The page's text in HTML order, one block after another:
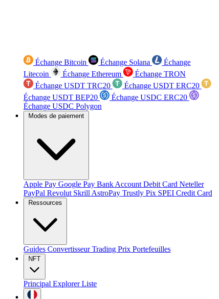
Échange Bitcoin Échange Solana
Échange
Litecoin
Échange Ethereum
Échange TRON
Échange USDT TRC20
Échange USDT ERC20
Échange USDT BEP20
Échange USDC ERC20
Échange USDC Polygon
Modes de paiement
Apple Pay Google Pay Bank Account Debit Card Neteller
PayPal Revolut Skrill AstroPay Trustly Pix SPEI Credit Card
Ressources
Guides ConvertisseurTrading Prix Portefeuilles
NFT
Principal ExplorerListe